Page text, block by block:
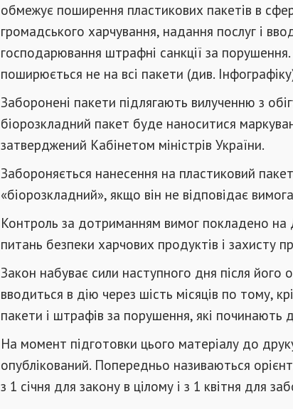
обмежує поширення пластикових пакетів в
громадського харчування, надання послуг і
господарювання штрафні санкції за
поширюється не на всі пакети (див.
Заборонені пакети підлягають вилученню з
біорозкладний пакет буде наноситися
затверджений Кабінетом міністрів України.
Забороняється нанесення на пластиковий пакет
«біорозкладний», якщо він не відповідає
Контроль за дотриманням вимог покладено на
питань безпеки харчових продуктів і захисту
Закон набуває сили наступного дня після його
вводиться в дію через шість місяців по тому,
пакети і штрафів за порушення, які починають
На момент підготовки цього матеріалу до
опублікований. Попередньо називаються
з 1 січня для закону в цілому і з 1 квітня для